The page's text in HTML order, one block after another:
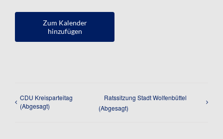
Zum Kalender
hinzufügen
CDU Kreisparteitag
(Abgesagt)
Ratssitzung Stadt Wolfenbüttel
(Abgesagt)